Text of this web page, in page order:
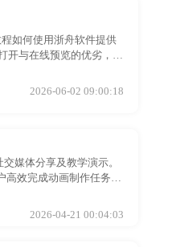
如何使用浙舟软件提供
开与在线预览的优劣，并
2026-06-02 09:00:18
媒体分享及教学演示。
高效完成动画制作任务，
2026-04-21 00:04:03